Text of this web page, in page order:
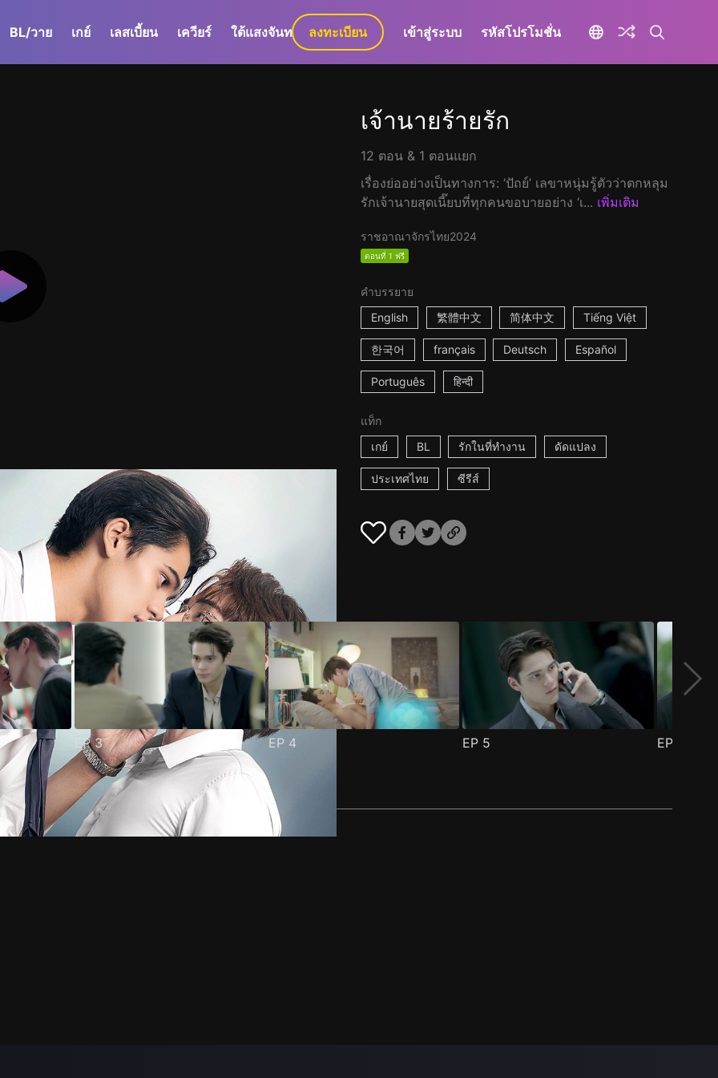
BL/วาย เกย์ เลสเบี้ยน เควียร์ ใต้แสงจันทร์ GaLa+
ลงทะเบียน เข้าสู่ระบบ รหัสโปรโมชั่น
เจ้านายร้ายรัก
12 ตอน & 1 ตอนแยก
เรื่องย่ออย่างเป็นทางการ: ‘ปัถย์’ เลขาหนุ่มรู้ตัวว่าตกหลุม
รักเจ้านายสุดเนี๊ยบที่ทุกคนขอบายอย่าง ‘เ... เพิ่มเติม
ราชอาณาจักรไทย2024
ตอนที่ 1 ฟรี
คำบรรยาย
English
繁體中文 简体中文 Tiếng Việt
한국어 français Deutsch Español
Português हिन्दी
แท็ก
เกย์
BL รักในที่ทำงาน ดัดแปลง
ประเทศไทย ซีรีส์
EP3 EP 4 EP 5 EP